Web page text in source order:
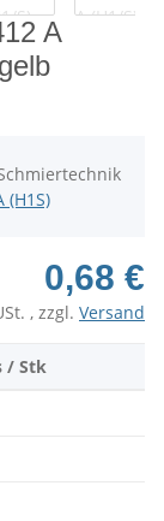
A
(H1S)
0,68 €
, zzgl. Versand
/ Stk